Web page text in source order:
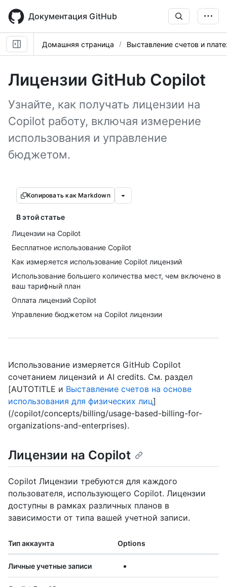
main
content
Документация GitHub
Домашняя страница Выставление счетов и
Лицензии GitHub Copilot
Узнайте, как получать лицензии на
Copilot работу, включая измерение
использования и управление
бюджетом.
Копировать как Markdown
В этой статье
Лицензии на Copilot
Бесплатное использование Copilot
Как измеряется использование Copilot лицензий
Использование большего количества мест, чем включено в
ваш тарифный план
Оплата лицензий Copilot
Управление бюджетом на Copilot лицензии
Использование измеряется GitHub Copilot
сочетанием лицензий и AI credits. См. раздел
[AUTOTITLE и Выставление счетов на основе
использования для физических лиц]
(/copilot/concepts/billing/usage-based-billing-for-
organizations-and-enterprises).
Лицензии на Copilot
Copilot Лицензии требуются для каждого
пользователя, использующего Copilot. Лицензии
доступны в рамках различных планов в
зависимости от типа вашей учетной записи.
Тип аккаунта Options
Личные учетные записи